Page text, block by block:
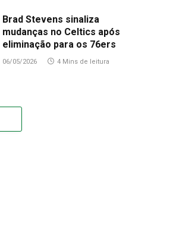
Brad Stevens sinaliza
mudanças no Celtics após
eliminação para os 76ers
06/05/2026 4 Mins de leitura